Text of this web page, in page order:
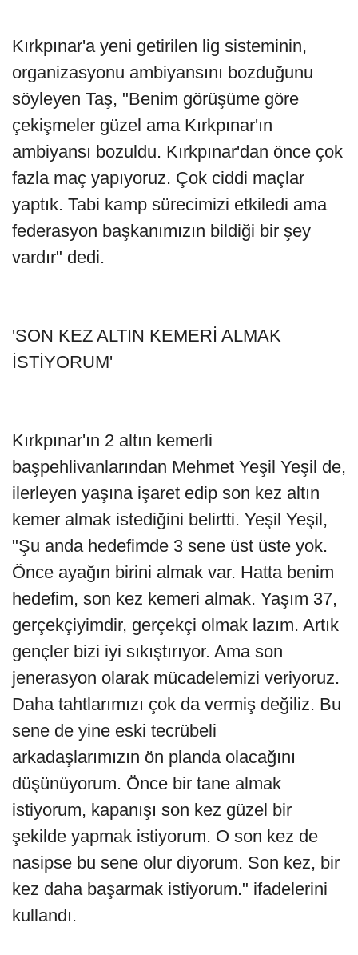
Kırkpınar'a yeni getirilen lig sisteminin,
organizasyonu ambiyansını bozduğunu
söyleyen Taş, "Benim görüşüme göre
çekişmeler güzel ama Kırkpınar'ın
ambiyansı bozuldu. Kırkpınar'dan önce çok
fazla maç yapıyoruz. Çok ciddi maçlar
yaptık. Tabi kamp sürecimizi etkiledi ama
federasyon başkanımızın bildiği bir şey
vardır" dedi.
'SON KEZ ALTIN KEMERİ ALMAK
İSTİYORUM'
Kırkpınar'ın 2 altın kemerli
başpehlivanlarından Mehmet Yeşil Yeşil de,
ilerleyen yaşına işaret edip son kez altın
kemer almak istediğini belirtti. Yeşil Yeşil,
"Şu anda hedefimde 3 sene üst üste yok.
Önce ayağın birini almak var. Hatta benim
hedefim, son kez kemeri almak. Yaşım 37,
gerçekçiyimdir, gerçekçi olmak lazım. Artık
gençler bizi iyi sıkıştırıyor. Ama son
jenerasyon olarak mücadelemizi veriyoruz.
Daha tahtlarımızı çok da vermiş değiliz. Bu
sene de yine eski tecrübeli
arkadaşlarımızın ön planda olacağını
düşünüyorum. Önce bir tane almak
istiyorum, kapanışı son kez güzel bir
şekilde yapmak istiyorum. O son kez de
nasipse bu sene olur diyorum. Son kez, bir
kez daha başarmak istiyorum." ifadelerini
kullandı.